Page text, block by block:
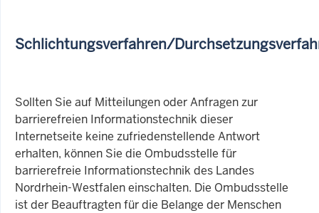
Schlichtungsverfahren/
Sollten Sie auf Mitteilungen oder Anfragen zur
barrierefreien Informationstechnik dieser
Internetseite keine zufriedenstellende Antwort
erhalten, können Sie die Ombudsstelle für
barrierefreie Informationstechnik des Landes
Nordrhein-Westfalen einschalten. Die Ombudsstelle
ist der Beauftragten für die Belange der Menschen